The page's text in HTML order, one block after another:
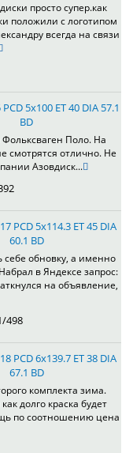
просто супер.как
положили с логотипом
всегда на связи
5x100 ET 40 DIA 57.1
BD
Фольксваген Поло. На
смотрятся отлично. Не
Азовдиск...
PCD 5x114.3 ET 45 DIA
60.1 BD
себе обновку, а именно
в Яндексе запрос:
на объявление,
498
PCD 6x139.7 ET 38 DIA
67.1 BD
комплекта зима.
долго краска будет
по соотношению цена